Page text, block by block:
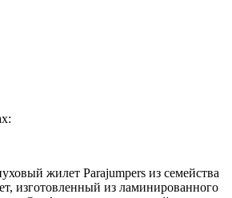
жилет Parajumpers из семейства
изготовленный из ламинированного